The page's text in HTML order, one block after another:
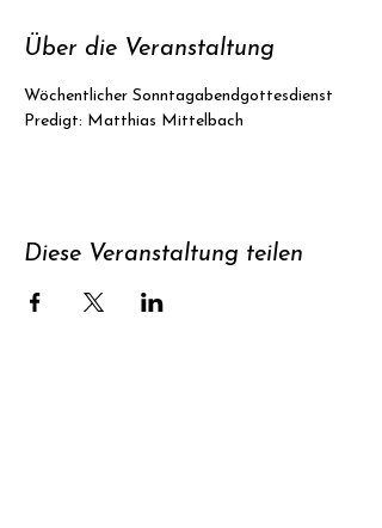
Über die Veranstaltung
Wöchentlicher Sonntagabendgottesdienst
Predigt: Matthias Mittelbach
Diese Veranstaltung teilen